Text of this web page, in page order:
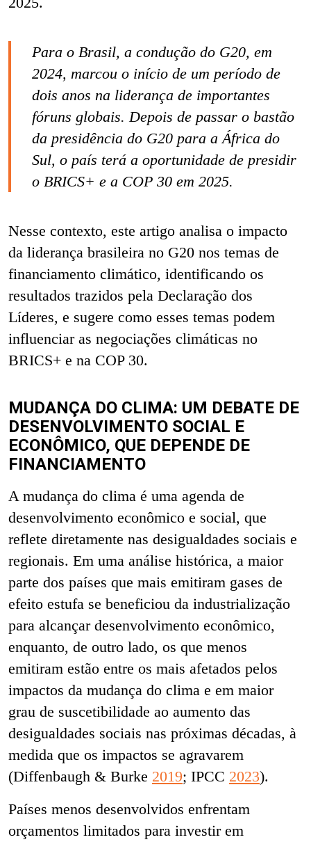
Para o Brasil, a condução do G20, em
2024, marcou o início de um período de
dois anos na liderança de importantes
fóruns globais. Depois de passar o bastão
da presidência do G20 para a África do
Sul, o país terá a oportunidade de presidir
o BRICS+ e a COP 30 em 2025.
Nesse contexto, este artigo analisa o impacto
da liderança brasileira no G20 nos temas de
financiamento climático, identificando os
resultados trazidos pela Declaração dos
Líderes, e sugere como esses temas podem
influenciar as negociações climáticas no
BRICS+ e na COP 30.
MUDANÇA DO CLIMA: UM DEBATE DE
DESENVOLVIMENTO SOCIAL E
ECONÔMICO, QUE DEPENDE DE
FINANCIAMENTO
A mudança do clima é uma agenda de
desenvolvimento econômico e social, que
reflete diretamente nas desigualdades sociais e
regionais. Em uma análise histórica, a maior
parte dos países que mais emitiram gases de
efeito estufa se beneficiou da industrialização
para alcançar desenvolvimento econômico,
enquanto, de outro lado, os que menos
emitiram estão entre os mais afetados pelos
impactos da mudança do clima e em maior
grau de suscetibilidade ao aumento das
desigualdades sociais nas próximas décadas, à
medida que os impactos se agravarem
(Diffenbaugh & Burke 2019; IPCC 2023).
Países menos desenvolvidos enfrentam
orçamentos limitados para investir em